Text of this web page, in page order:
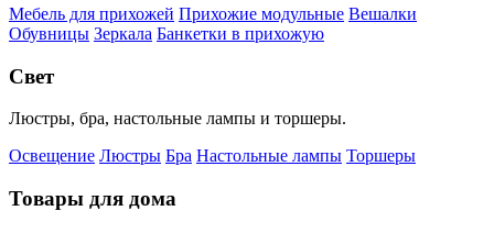
Мебель для прихожей Прихожие модульные Вешалки
Обувницы Зеркала Банкетки в прихожую
Свет
Люстры, бра, настольные лампы и торшеры.
Освещение Люстры Бра Настольные лампы Торшеры
Товары для дома